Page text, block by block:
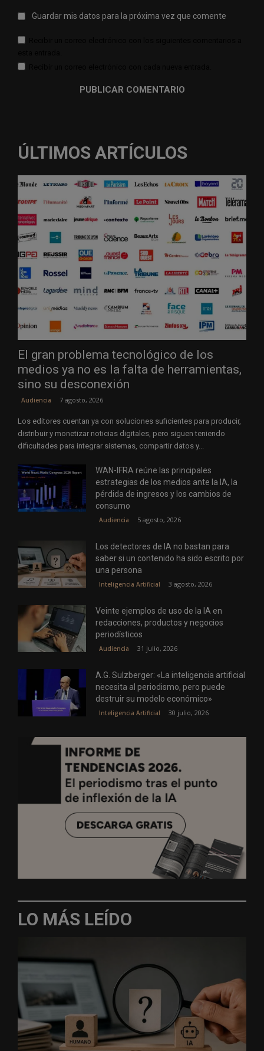
Guardar mis datos para la próxima vez que comente
ÚLTIMOS ARTÍCULOS
El gran problema tecnológico de los
medios ya no es la falta de herramientas,
sino su desconexión
Audiencia 7 agosto, 2026
Los editores cuentan ya con soluciones suficientes para producir,
distribuir y monetizar noticias digitales, pero siguen teniendo
dificultades para integrar sistemas, compartir datos y...
WAN-IFRA reúne las principales
estrategias de los medios ante la IA, la
pérdida de ingresos y los cambios de
consumo
Audiencia 5 agosto, 2026
Los detectores de IA no bastan para
saber si un contenido ha sido escrito por
una persona
Inteligencia Artificial 3 agosto, 2026
Veinte ejemplos de uso de la IA en
redacciones, productos y negocios
periodísticos
Audiencia 31 julio, 2026
A.G. Sulzberger: «La inteligencia artificial
necesita al periodismo, pero puede
destruir su modelo económico»
Inteligencia Artificial 30 julio, 2026
LO MÁS LEÍDO